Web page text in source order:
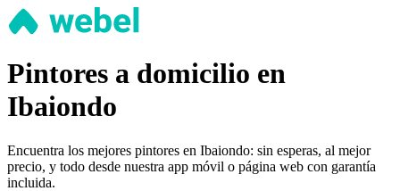
Pintores a domicilio en
Ibaiondo
Encuentra los mejores pintores en Ibaiondo: sin esperas, al mejor
precio, y todo desde nuestra app móvil o página web con garantía
incluida.